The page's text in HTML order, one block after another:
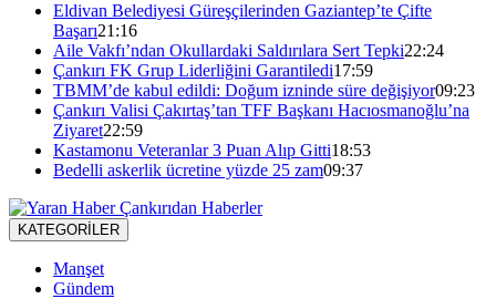
Eldivan Belediyesi Güreşçilerinden Gaziantep’te Çifte
Başarı21:16
Aile Vakfı’ndan Okullardaki Saldırılara Sert Tepki22:24
Çankırı FK Grup Liderliğini Garantiledi17:59
TBMM’de kabul edildi: Doğum izninde süre değişiyor09:23
Çankırı Valisi Çakırtaş’tan TFF Başkanı Hacıosmanoğlu’na
Ziyaret22:59
Kastamonu Veteranlar 3 Puan Alıp Gitti18:53
Bedelli askerlik ücretine yüzde 25 zam09:37
KATEGORİLER
Manşet
Gündem